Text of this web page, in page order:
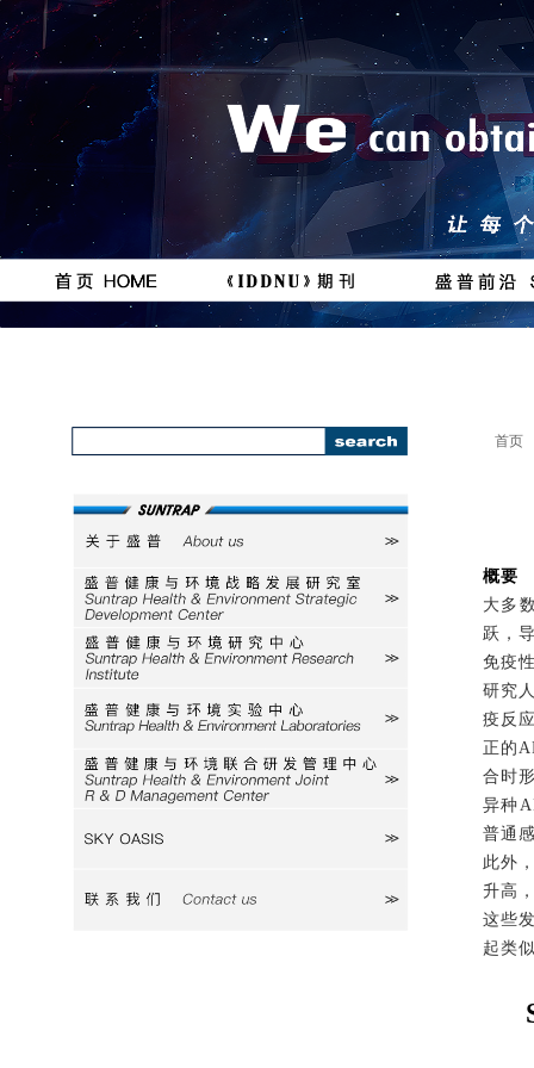
按钮
#
按钮
概要
大多
跃，
免疫
研究
疫反
正的
合时
异种
普通
此外
升高
这些
起类
关于盛普
研究室
研究中心
实验中心
研发中心
联系我们
首页
111111